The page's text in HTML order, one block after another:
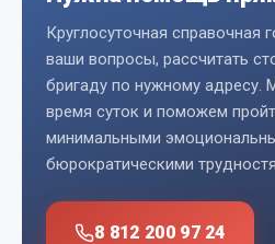
Круглосуточная справочная
ваши вопросы, рассчитать
бригаду по нужному
время суток и поможем
минимальными
бюрократическими
8 812 200 97 24